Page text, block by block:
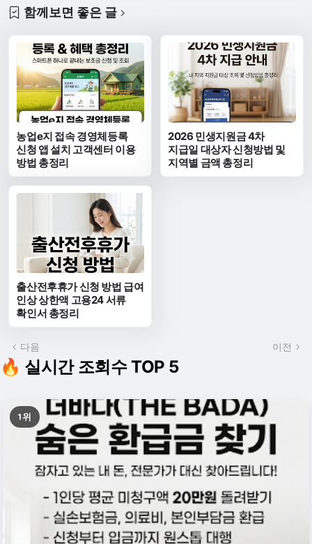
함께보면 좋은 글
농업e지 접속 경영체등록
신청 앱 설치 고객센터 이용
방법 총정리
2026 민생지원금 4차
지급일 대상자 신청방법 및
지역별 금액 총정리
출산전후휴가 신청 방법 급여
인상 상한액 고용24 서류
확인서 총정리
다음 이전
🔥 실시간 조회수 TOP 5
1위